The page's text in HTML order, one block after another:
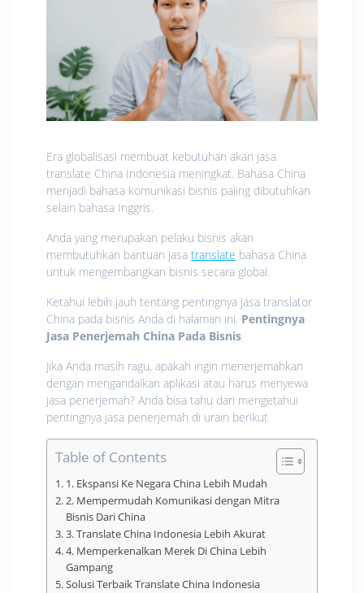
Era globalisasi membuat kebutuhan akan jasa
translate China Indonesia meningkat. Bahasa China
menjadi bahasa komunikasi bisnis paling dibutuhkan
selain bahasa Inggris.
Anda yang merupakan pelaku bisnis akan
membutuhkan bantuan jasa translate bahasa China
untuk mengembangkan bisnis secara global.
Ketahui lebih jauh tentang pentingnya jasa translator
China pada bisnis Anda di halaman ini. Pentingnya
Jasa Penerjemah China Pada Bisnis
Jika Anda masih ragu, apakah ingin menerjemahkan
dengan mengandalkan aplikasi atau harus menyewa
jasa penerjemah? Anda bisa tahu dari mengetahui
pentingnya jasa penerjemah di urain berikut
Table of Contents
1. Ekspansi Ke Negara China Lebih Mudah
2. Mempermudah Komunikasi dengan Mitra
Bisnis Dari China
3. Translate China Indonesia Lebih Akurat
4. Memperkenalkan Merek Di China Lebih
Gampang
Solusi Terbaik Translate China Indonesia